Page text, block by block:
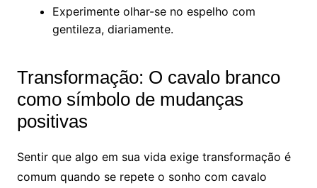
Experimente olhar-se no espelho com
gentileza, diariamente.
Transformação: O cavalo branco
como símbolo de mudanças
positivas
Sentir que algo em sua vida exige transformação é
comum quando se repete o sonho com cavalo